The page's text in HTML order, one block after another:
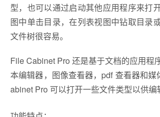
型，也可以通过启动其他应用程序来打
图中单击目录，在列表视图中钻取目录
文件树很容易。
File Cabinet Pro 还是基于文档的应用程
本编辑器，图像查看器，pdf 查看器和
abinet Pro 可以打开一些文件类型以供编